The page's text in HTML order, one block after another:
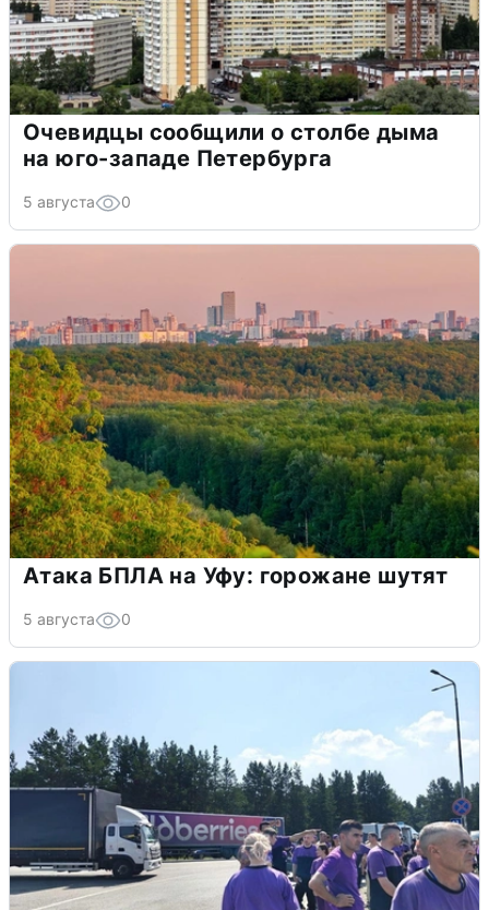
Очевидцы сообщили о столбе дыма
на юго-западе Петербурга
5 августа 0
Атака БПЛА на Уфу: горожане шутят
5 августа 0